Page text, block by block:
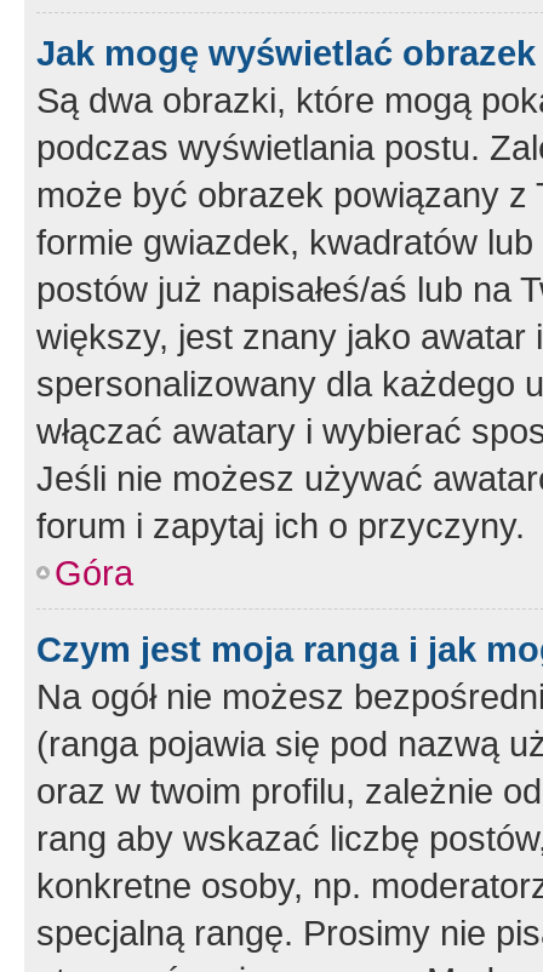
Jak mogę wyświetlać
Są dwa obrazki, które mogą
podczas wyświetlania postu.
może być obrazek powiązany z
formie gwiazdek, kwadratów
postów już napisałeś/aś lub na
większy, jest znany jako
spersonalizowany dla każdego
włączać awatary i wybierać
Jeśli nie możesz używać
forum i zapytaj ich o przyczyny.
Góra
Czym jest moja ranga i jak
Na ogół nie możesz
(ranga pojawia się pod nazwą
oraz w twoim profilu, zależnie
rang aby wskazać liczbę
konkretne osoby, np.
specjalną rangę. Prosimy nie